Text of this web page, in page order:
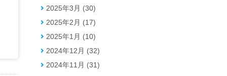
2025年3月 (30)
2025年2月 (17)
2025年1月 (10)
2024年12月 (32)
2024年11月 (31)